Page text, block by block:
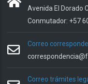
Avenida El Dorado
Conmutador: +57
Correo
Correo trámites